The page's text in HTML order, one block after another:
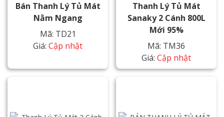
Bán Thanh Lý Tủ Mát
Nằm Ngang
Mã: TD21
Giá: Cập nhật
Thanh Lý Tủ Mát
Sanaky 2 Cánh 800L
Mới 95%
Mã: TM36
Giá: Cập nhật